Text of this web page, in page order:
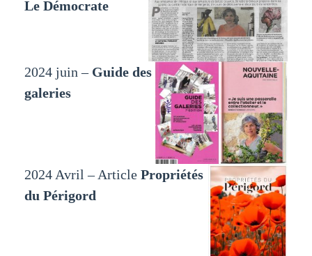
Le Démocrate
2024 juin – Guide des
galeries
2024 Avril – Article Propriétés
du Périgord